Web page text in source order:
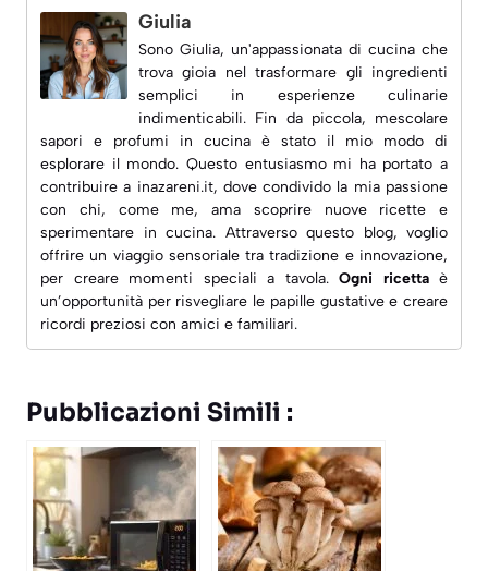
Giulia
Sono Giulia, un'appassionata di cucina che
trova gioia nel trasformare gli ingredienti
semplici in esperienze culinarie
indimenticabili. Fin da piccola, mescolare
sapori e profumi in cucina è stato il mio modo di
esplorare il mondo. Questo entusiasmo mi ha portato a
contribuire a inazareni.it, dove condivido la mia passione
con chi, come me, ama scoprire nuove ricette e
sperimentare in cucina. Attraverso questo blog, voglio
offrire un viaggio sensoriale tra tradizione e innovazione,
per creare momenti speciali a tavola. Ogni ricettaè
un’opportunità per risvegliare le papille gustative e creare
ricordi preziosi con amici e familiari.
Pubblicazioni Simili :